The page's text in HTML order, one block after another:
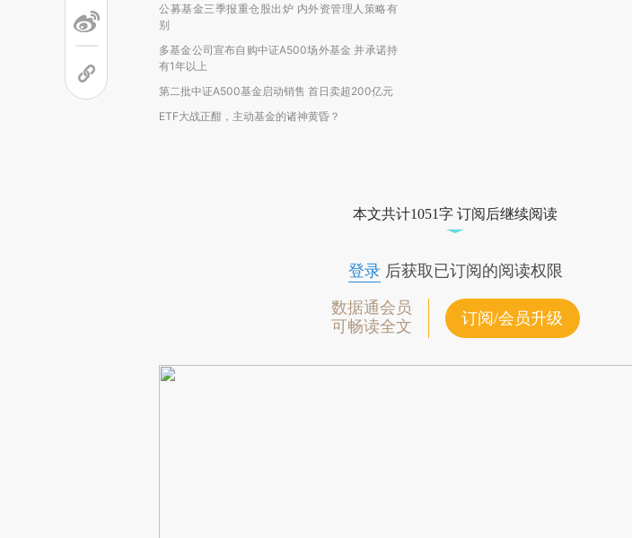
公募基金三季报重仓股出炉 内外资管理人策略有
别
多基金公司宣布自购中证A500场外基金 并承诺持
有1年以上
第二批中证A500基金启动销售 首日卖超200亿元
ETF大战正酣，主动基金的诸神黄昏？
本文共计1051字 订阅后继续阅读
登录后获取已订阅的阅读权限
数据通会员
可畅读全文
订阅/会员升级